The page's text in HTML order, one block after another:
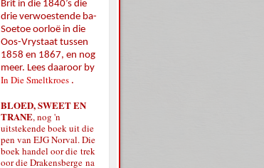
Brit in die 1840’s die
drie verwoestende ba-
Soetoe oorloë in die
Oos-Vrystaat tussen
1858 en 1867, en nog
meer. Lees daaroor by
In Die Smeltkroes .
BLOED, SWEET EN
TRANE, nog 'n
uitstekende boek uit die
pen van EJG Norval. Die
boek handel oor die trek
oor die Drakensberge na